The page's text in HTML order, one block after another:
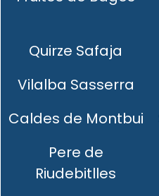
Quirze Safaja
Vilalba Sasserra
Caldes de Montbui
Pere de
Riudebitlles